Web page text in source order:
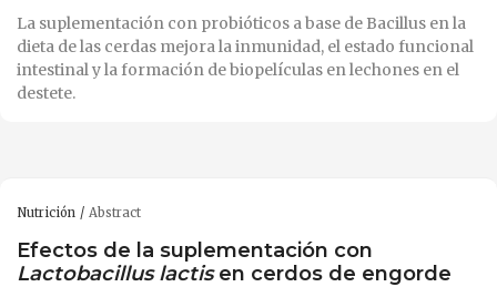
La suplementación con probióticos a base de Bacillus en la
dieta de las cerdas mejora la inmunidad, el estado funcional
intestinal y la formación de biopelículas en lechones en el
destete.
Nutrición Abstract
Efectos de la suplementación con
Lactobacillus lactisen cerdos de engorde